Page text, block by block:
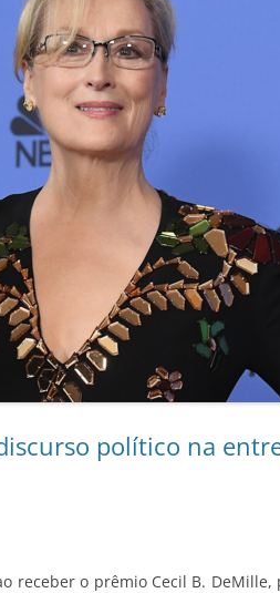
político na
receber o prêmio Cecil B.